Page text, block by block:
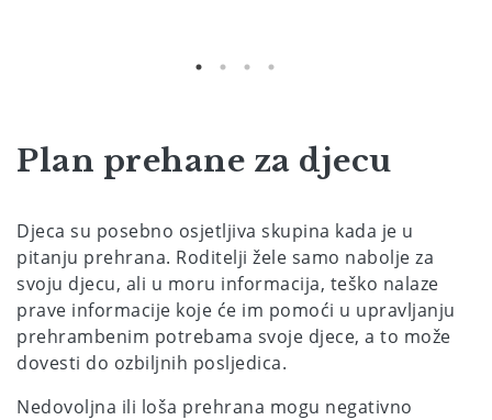
Plan prehane za djecu
Djeca su posebno osjetljiva skupina kada je u
pitanju prehrana. Roditelji žele samo nabolje za
svoju djecu, ali u moru informacija, teško nalaze
prave informacije koje će im pomoći u upravljanju
prehrambenim potrebama svoje djece, a to može
dovesti do ozbiljnih posljedica.
Nedovoljna ili loša prehrana mogu negativno